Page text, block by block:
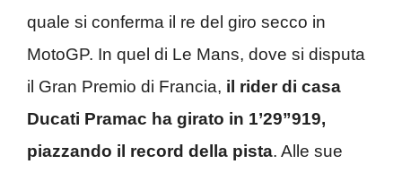
quale si conferma il re del giro secco in
MotoGP. In quel di Le Mans, dove si disputa
il Gran Premio di Francia, il rider di casa
Ducati Pramac ha girato in 1’29”919,
piazzando il record della pista. Alle sue